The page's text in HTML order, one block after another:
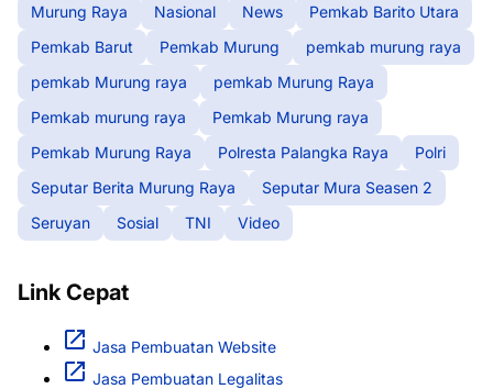
Murung Raya
Nasional News
Pemkab Barito Utara
Pemkab Barut
Pemkab Murung
pemkab murung raya
pemkab Murung raya
pemkab Murung Raya
Pemkab murung raya
Pemkab Murung raya
Pemkab Murung Raya
Polresta Palangka Raya
Polri
Seputar Berita Murung Raya
Seputar Mura Seasen 2
Seruyan
Sosial TNI Video
Link Cepat
Jasa Pembuatan Website
Jasa Pembuatan Legalitas